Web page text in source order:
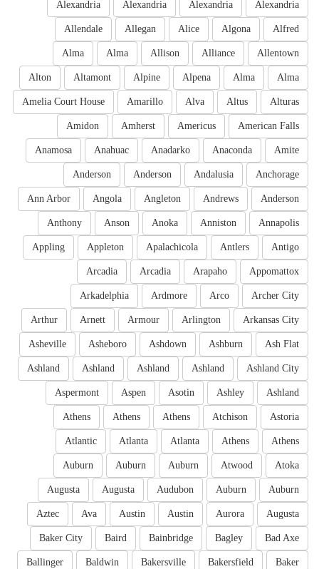
Alexandria
Alexandria
Alexandria
Alexandria
Alfred
Algona
Alice
Allegan
Allendale
Allentown
Alliance
Allison
Alma
Alma
Alma
Alma
Alpena
Alpine
Altamont
Alton
Alturas
Altus
Alva
Amarillo
Amelia Court House
American Falls
Americus
Amherst
Amidon
Amite
Anaconda
Anadarko
Anahuac
Anamosa
Anchorage
Andalusia
Anderson
Anderson
Anderson
Andrews
Angleton
Angola
Ann Arbor
Annapolis
Anniston
Anoka
Anson
Anthony
Antigo
Antlers
Apalachicola
Appleton
Appling
Appomattox
Arapaho
Arcadia
Arcadia
Archer City
Arco
Ardmore
Arkadelphia
Arkansas City
Arlington
Armour
Arnett
Arthur
Ash Flat
Ashburn
Ashdown
Asheboro
Asheville
Ashland City
Ashland
Ashland
Ashland
Ashland
Ashland
Ashley
Asotin
Aspen
Aspermont
Astoria
Atchison
Athens
Athens
Athens
Athens
Athens
Atlanta
Atlanta
Atlantic
Atoka
Atwood
Auburn
Auburn
Auburn
Auburn
Auburn
Audubon
Augusta
Augusta
Augusta
Aurora
Austin
Austin
Ava
Aztec
Bad Axe
Bagley
Bainbridge
Baird
Baker City
Baker
Bakersfield
Bakersville
Baldwin
Ballinger